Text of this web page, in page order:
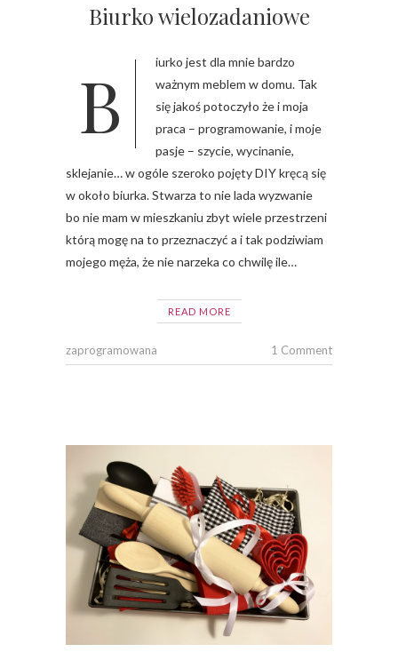
Biurko wielozadaniowe
Biurko jest dla mnie bardzo
ważnym meblem w domu. Tak
się jakoś potoczyło że i moja
praca – programowanie, i moje
pasje – szycie, wycinanie,
sklejanie… w ogóle szeroko pojęty DIY kręcą się
w około biurka. Stwarza to nie lada wyzwanie
bo nie mam w mieszkaniu zbyt wiele przestrzeni
którą mogę na to przeznaczyć a i tak podziwiam
mojego męża, że nie narzeka co chwilę ile…
READ MORE
zaprogramowana 1 Comment